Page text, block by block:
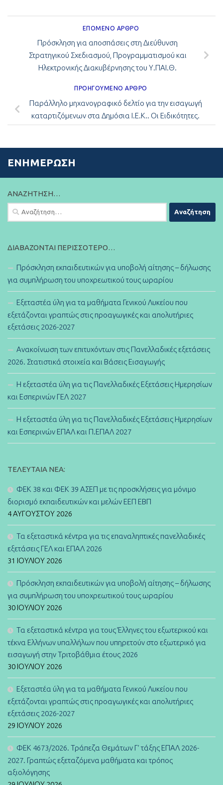
ΕΠΌΜΕΝΟ ΆΡΘΡΟ
Πρόσκληση για αποσπάσεις στη Διεύθυνση
Στρατηγικού Σχεδιασμού, Προγραμματισμού και
Ηλεκτρονικής Διακυβέρνησης του Υ.ΠΑΙ.Θ.
ΠΡΟΗΓΟΎΜΕΝΟ ΆΡΘΡΟ
Παράλληλο μηχανογραφικό δελτίο για την εισαγωγή
καταρτιζόμενων στα Δημόσια Ι.Ε.Κ.. Οι Ειδικότητες.
ΕΝΗΜΈΡΩΣΗ
ΑΝΑΖΉΤΗΣΗ…
Αναζήτηση
για:
ΔΙΑΒΆΖΟΝΤΑΙ ΠΕΡΙΣΣΌΤΕΡΟ…
Πρόσκληση εκπαιδευτικών για υποβολή αίτησης – δήλωσης
για συμπλήρωση του υποχρεωτικού τους ωραρίου
Εξεταστέα ύλη για τα μαθήματα Γενικού Λυκείου που
εξετάζονται γραπτώς στις προαγωγικές και απολυτήριες
εξετάσεις 2026-2027
Ανακοίνωση των επιτυχόντων στις Πανελλαδικές εξετάσεις
2026. Στατιστικά στοιχεία και Βάσεις Εισαγωγής
Η εξεταστέα ύλη για τις Πανελλαδικές Εξετάσεις Ημερησίων
και Εσπερινών ΓΕΛ 2027
Η εξεταστέα ύλη για τις Πανελλαδικές Εξετάσεις Ημερησίων
και Εσπερινών ΕΠΑΛ και Π.ΕΠΑΛ 2027
ΤΕΛΕΥΤΑΊΑ ΝΈΑ:
ΦΕΚ 38 και ΦΕΚ 39 ΑΣΕΠ με τις προσκλήσεις για μόνιμο
διορισμό εκπαιδευτικών και μελών ΕΕΠ ΕΒΠ
4 ΑΥΓΟΎΣΤΟΥ 2026
Τα εξεταστικά κέντρα για τις επαναληπτικές πανελλαδικές
εξετάσεις ΓΕΛ και ΕΠΑΛ 2026
31 ΙΟΥΛΊΟΥ 2026
Πρόσκληση εκπαιδευτικών για υποβολή αίτησης – δήλωσης
για συμπλήρωση του υποχρεωτικού τους ωραρίου
30 ΙΟΥΛΊΟΥ 2026
Τα εξεταστικά κέντρα για τους Έλληνες του εξωτερικού και
τέκνα Ελλήνων υπαλλήλων που υπηρετούν στο εξωτερικό για
εισαγωγή στην Τριτοβάθμια έτους 2026
30 ΙΟΥΛΊΟΥ 2026
Εξεταστέα ύλη για τα μαθήματα Γενικού Λυκείου που
εξετάζονται γραπτώς στις προαγωγικές και απολυτήριες
εξετάσεις 2026-2027
29 ΙΟΥΛΊΟΥ 2026
ΦΕΚ 4673/2026. Τράπεζα Θεμάτων Γ’ τάξης ΕΠΑΛ 2026-
2027. Γραπτώς εξεταζόμενα μαθήματα και τρόπος
αξιολόγησης